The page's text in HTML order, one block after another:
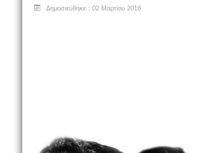
Δημοσιεύθηκε : 02 Μαρτίου 2016